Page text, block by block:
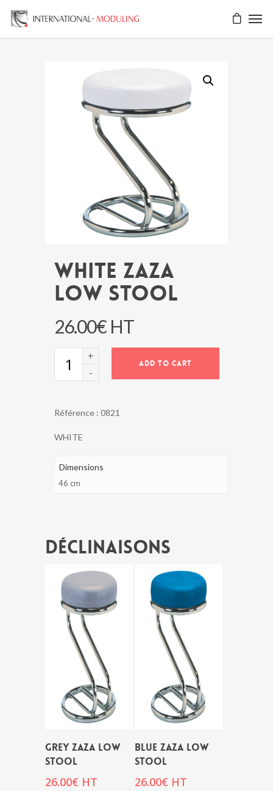
WHITE ZAZA
LOW STOOL
26.00€ HT
ZAZA
ADD TO CART
Référence : 0821
WHITE
Dimensions
46 cm
Déclinaisons
GREY ZAZA LOW
STOOL
26.00€ HT
BLUE ZAZA LOW
STOOL
26.00€ HT